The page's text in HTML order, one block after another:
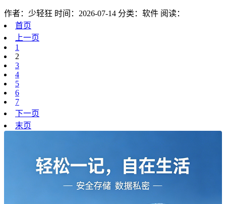
作者：少轻狂 时间：2026-07-14 分类：软件 阅读：
首页
上一页
1
2
3
4
5
6
7
下一页
末页